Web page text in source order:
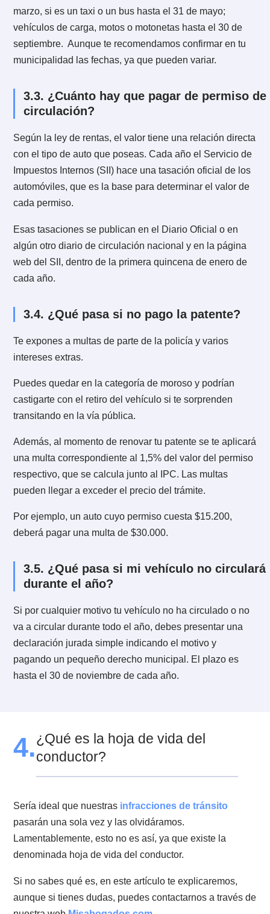
También puedes pagarlo junto al Permiso de
del año siguiente.
3.circulación?
En marzo debemos realizar una serie de trámites,
colegios, revisión técnica, pago de patentes, etc. Uno
estos trámites es el permiso de circulación, el cual es
obligatorio obtener si poseemos un vehículo, pero
qué? Eso te explicaremos en este artículo
de MisAbogados.com.
3.1. ¿Qué es el permiso de
El permiso de circulación es un impuesto que deben
vehículos motorizados.
El impuesto del pago de patente va en beneficio a las
municipalidades y permite que estos vehículos
de manera legal en el país.
3.2. ¿Cuándo se paga el permiso de
circulación?
un automóvil tienes desde el 1 de febrero al 31 de
marzo, si es un taxi o un bus hasta el 31 de mayo;
septiembre. Aunque te recomendamos confirmar en
municipalidad las fechas, ya que pueden variar.
3.3. ¿Cuánto hay que pagar de
circulación?
Según la ley de rentas, el valor tiene una relación
automóviles, que es la base para determinar el valor
cada permiso.
Esas tasaciones se publican en el Diario Oficial o en
web del SII, dentro de la primera quincena de enero
cada año.
3.4. ¿Qué pasa si no pago la patente?
Te expones a multas de parte de la policía y varios